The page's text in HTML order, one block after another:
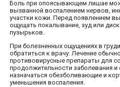
Боль при опоясывающем лишае
вызванной воспалением нервов,
участки кожи. Перед появлением
ощущать покалывание, зуд или
пузырьков.
При болезненных ощущениях в
обратиться к врачу. Лечение
противовирусные препараты для
продолжительности заболевания и
назначаться обезболивающие и
уменьшения воспаления.